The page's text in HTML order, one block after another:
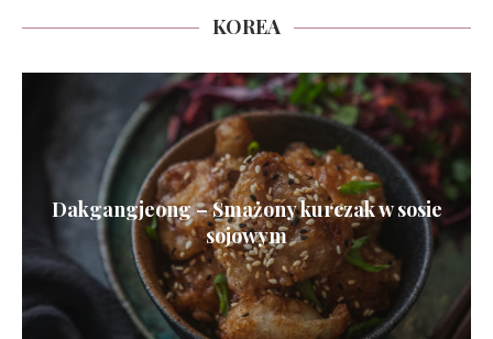
KOREA
Dakgangjeong – Smażony kurczak w sosie
sojowym